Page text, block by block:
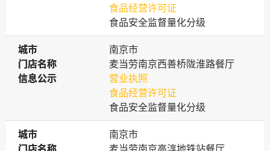
食品经营许可证
食品安全监督量化分级
城市
城市
南京市
门店名称
门店名称
麦当劳南京西善桥陇淮路餐厅
信息公示
信息公示
营业执照
食品经营许可证
食品安全监督量化分级
城市
城市
南京市
门店名称
门店名称
麦当劳南京高淳地铁站餐厅